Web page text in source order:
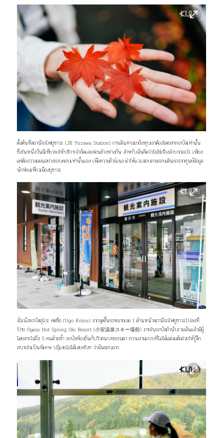
ตั้งต้นที่สถานีรถไฟยูซาวะ (JR Yuzawa Station) การเดินทางมายังหุบเขาต้องโดยสารรถบัสเท่านั้น
ซึ่งในหนึ่งวันมีเที่ยวรถให้บริการจำกัดและค่อนข้างห่างกัน สำหรับฉันคิดว่าไม่ใช่เรื่องลำบากอะไร เพียง
แค่ต้องวางแผนอย่างรอบคอบเท่านั้นเอง เพื่อความชัวร์แนะนำให้แวะสอบถามรอบเดินรถจากศูนย์ข้อมูล
นักท่องเที่ยวเมืองยูซาวะ
ฉันนั่งรถบัสอุโกะ คตซือ (Ugo Kotsu) จากจุดขึ้นรถหมายเลข 1 ด้านหน้าสถานีรถไฟยูซาวะไปลงที่
ป้าย Oyasu Hot Spring Ski Resort (小安温泉スキー場前) ภายในรถบัสถ้านับรวมฉันแล้วมีผู้
โดยสารไม่ถึง 5 คนด้วยซ้ำ รถบัสท้องถิ่นกับวิวชนบทธรรมดา ความงามแบบที่ไม่ได้แต่งแต้มช่วยให้รู้สึก
สบายใจเป็นพิเศษ ปฏิเสธไม่ได้เลยจริงๆ ว่าฉันชอบมาก